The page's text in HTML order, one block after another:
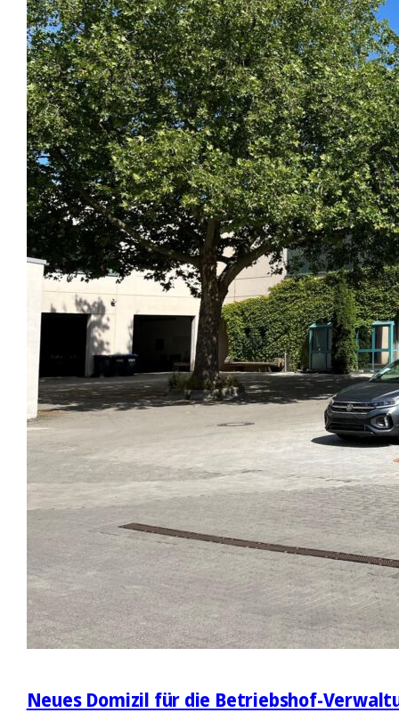
Neues Domizil für die Betriebshof-